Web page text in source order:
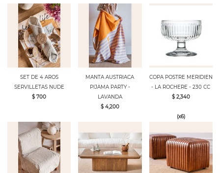
SET DE 4 AROS
SERVILLETAS NUDE
$ 700
MANTA AUSTRIACA
PIJAMA PARTY -
LAVANDA
$ 4,200
COPA POSTRE MERIDIEN
- LA ROCHERE - 230 CC
$ 2,340
(x6)